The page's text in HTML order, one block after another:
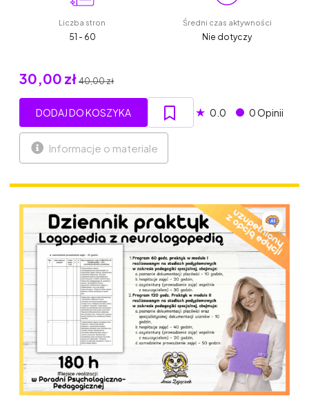
Liczba stron
51 - 60
Średni czas aktywności
Nie dotyczy
30,00 zł 40,00 zł
DODAJ DO KOSZYKA ★ 0.0 0 Opinii
Informacje o materiale